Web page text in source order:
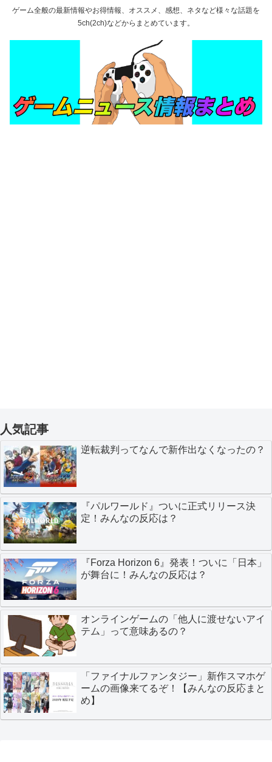
ゲーム全般の最新情報やお得情報、オススメ、感想、ネタなど様々な話題を
5ch(2ch)などからまとめています。
人気記事
逆転裁判ってなんで新作出なくなったの？
『パルワールド』ついに正式リリース決
定！みんなの反応は？
『Forza Horizon 6』発表！ついに「日本」
が舞台に！みんなの反応は？
オンラインゲームの「他人に渡せないアイ
テム」って意味あるの？
「ファイナルファンタジー」新作スマホゲ
ームの画像来てるぞ！【みんなの反応まと
め】